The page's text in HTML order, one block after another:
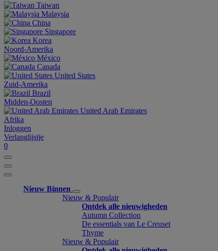
Taiwan
Malaysia
China
Singapore
Korea
Noord-Amerika
México
Canada
United States
Zuid-Amerika
Brazil
Midden-Oosten
United Arab Emirates
Afrika
Inloggen
Verlanglijstje
0
Nieuw Binnen
Nieuw & Populair
Ontdek alle nieuwigheden
Autumn Collection
De essentials van Le Creuset
Thyme
Nieuw & Populair